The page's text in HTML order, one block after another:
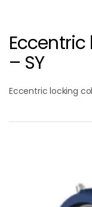
– SY
Eccentric locking